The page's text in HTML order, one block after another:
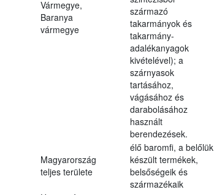
Vármegye,
Baranya
vármegye
származó
takarmányok és
takarmány-
adalékanyagok
kivételével); a
szárnyasok
tartásához,
vágásához és
darabolásához
használt
berendezések.
Magyarország
teljes területe
élő baromfi, a belőlük
készült termékek,
belsőségeik és
származékaik